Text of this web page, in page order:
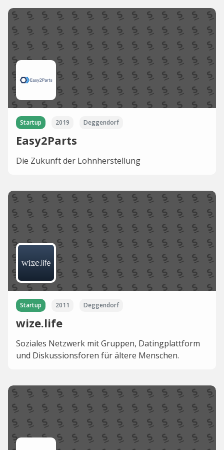
Startup 2019 Deggendorf
Easy2Parts
Die Zukunft der Lohnherstellung
Startup 2011 Deggendorf
wize.life
Soziales Netzwerk mit Gruppen, Datingplattform
und Diskussionsforen für ältere Menschen.